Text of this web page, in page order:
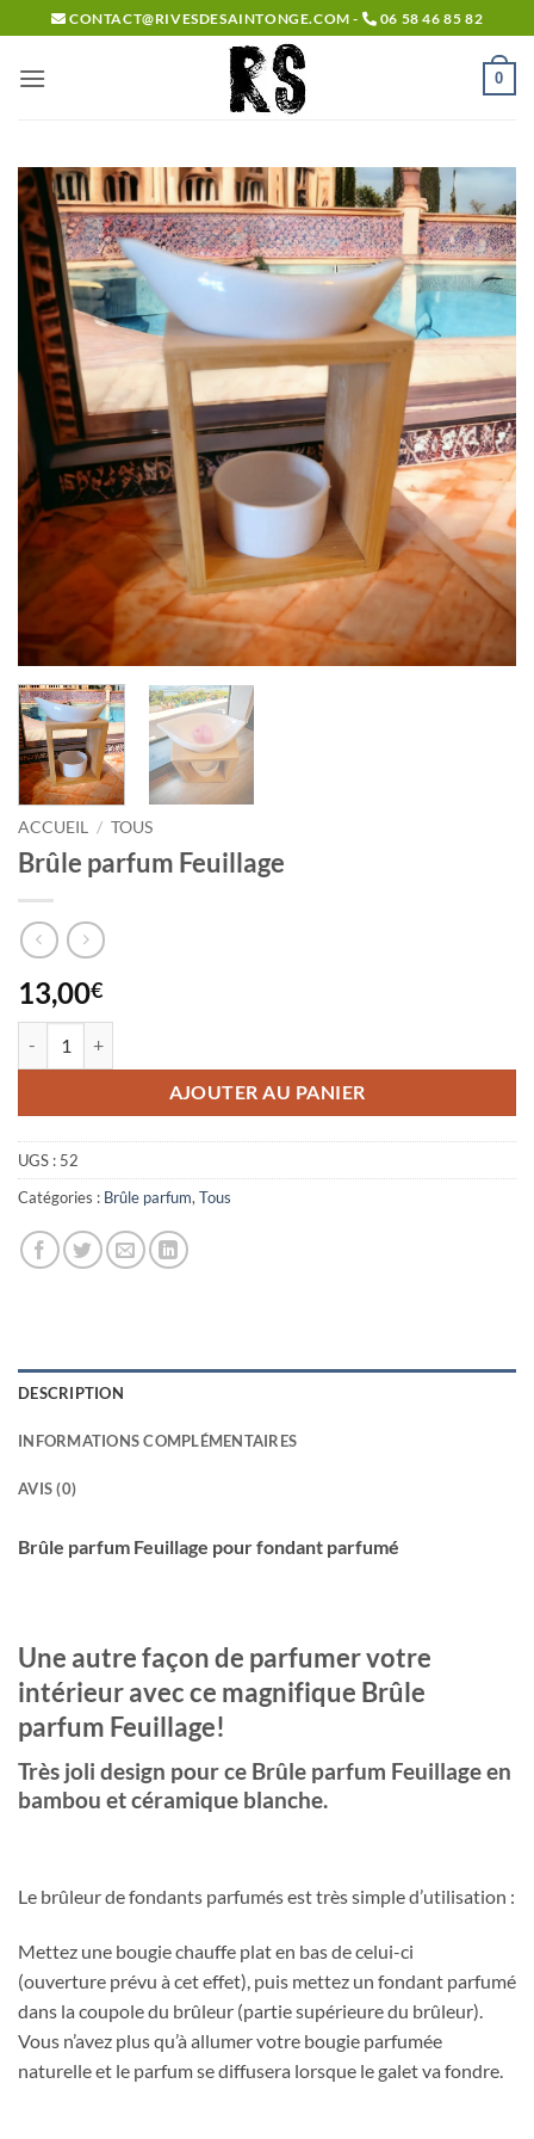
Passer
au
contenu
CONTACT@RIVESDESAINTONGE.COM - 06 58 46 85 82
0
ACCUEIL / TOUS
Brûle parfum Feuillage
13,00€
AJOUTER AU PANIER
UGS : 52
Catégories : Brûle parfum, Tous
DESCRIPTION
INFORMATIONS COMPLÉMENTAIRES
AVIS (0)
Brûle parfum Feuillage pour fondant parfumé
Une autre façon de parfumer votre
intérieur avec ce magnifique Brûle
parfum Feuillage!
Très joli design pour ce Brûle parfum Feuillage en
bambou et céramique blanche.
Le brûleur de fondants parfumés est très simple d’utilisation :
Mettez une bougie chauffe plat en bas de celui-ci
(ouverture prévu à cet effet), puis mettez un fondant parfumé
dans la coupole du brûleur (partie supérieure du brûleur).
Vous n’avez plus qu’à allumer votre bougie parfumée
naturelle et le parfum se diffusera lorsque le galet va fondre.